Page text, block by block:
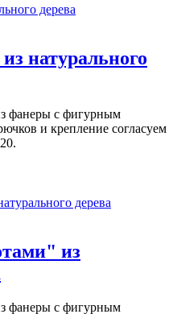
натурального
фанеры с фигурным
и крепление согласуем
из
фанеры с фигурным